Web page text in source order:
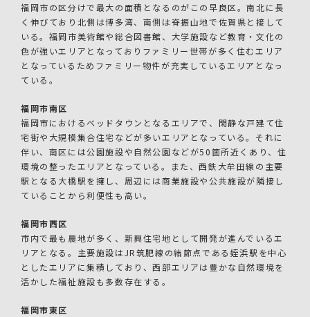
福岡市の区分けで最大の面積となるのがこの早良区。南北に長
く伸びており北側は博多湾、南側は脊振山地で佐賀県と接して
いる。福岡市美術館や総合図書館、大学施設など教育・文化の
色が強いエリアとなっておりファミリー世帯が多く住むエリア
となっているためファミリー物件が充実しているエリアとなっ
ている。
福岡市南区
福岡市におけるベッドタウンとなるエリアで、閑静な戸建て住
宅街や大規模集合住宅などが多いエリアとなっている。それに
伴い、南区には公園施設や自然公園などが50箇所近くあり、住
環境の整ったエリアとなっている。また、西鉄大牟田線の主要
駅となる大橋駅を擁し、周辺には商業施設や公共施設が隣接し
ていることから利便性も高い。
福岡市西区
市内で最も農地が多く、新興住宅地として開発が進んでいるエ
リアとなる。主要施設はJR筑肥線の結節点である姪浜駅を中心
としたエリアに集積しており、西部エリアは豊かな自然環境を
活かした福祉施設も多数存在する。
福岡市東区